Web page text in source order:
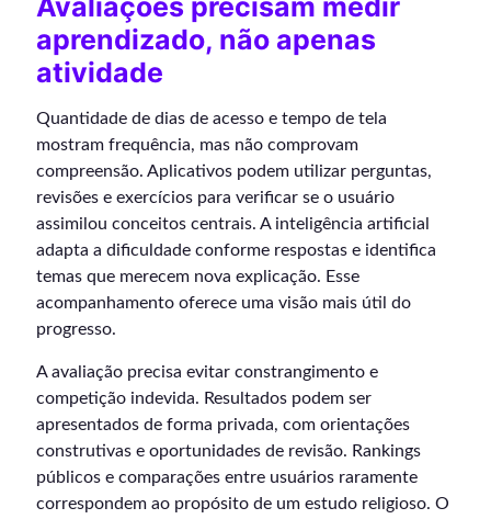
aprendizado, não apenas
atividade
Quantidade de dias de acesso e tempo de tela
mostram frequência, mas não comprovam
compreensão. Aplicativos podem utilizar perguntas,
revisões e exercícios para verificar se o usuário
assimilou conceitos centrais. A inteligência artificial
adapta a dificuldade conforme respostas e identifica
temas que merecem nova explicação. Esse
acompanhamento oferece uma visão mais útil do
progresso.
A avaliação precisa evitar constrangimento e
competição indevida. Resultados podem ser
apresentados de forma privada, com orientações
construtivas e oportunidades de revisão. Rankings
públicos e comparações entre usuários raramente
correspondem ao propósito de um estudo religioso. O